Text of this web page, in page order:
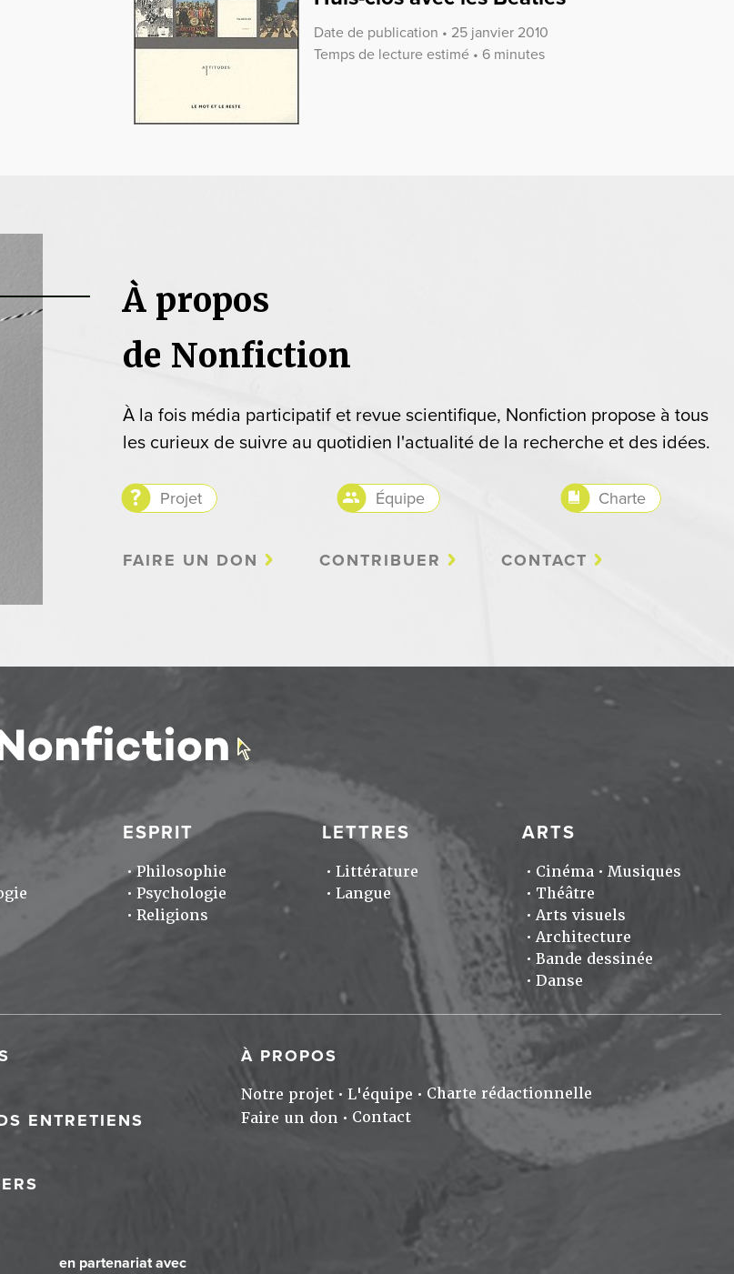
Date de publication • 25 janvier 2010
Temps de lecture estimé • 6 minutes
À propos
de Nonfiction
À la fois média participatif et revue scientifique, Nonfiction propose à tous
les curieux de suivre au quotidien l'actualité de la recherche et des idées.
Projet Équipe Charte
FAIRE UN DON CONTRIBUER CONTACT
ESPRIT
Philosophie
Psychologie
Religions
LETTRES
Littérature
Langue
ARTS
Cinéma
Musiques
Théâtre
Arts visuels
Architecture
Bande dessinée
Danse
ENTRETIENS
À PROPOS
Notre projet L'équipe
Charte rédactionnelle
Faire un don
Contact
en partenariat avec